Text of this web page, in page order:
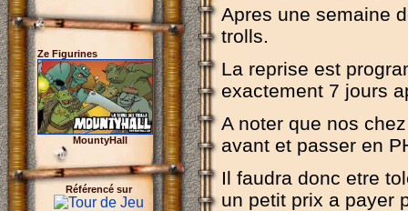
Ze Figurines
MountyHall
Référencé sur
Apres une semaine
trolls.
La reprise est
exactement 7 jours
A noter que nos
avant et passer en
Il faudra donc etre
un petit prix a payer